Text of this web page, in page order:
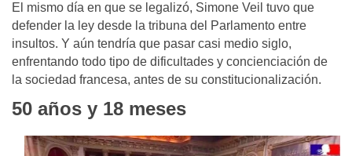
El mismo día en que se legalizó, Simone Veil tuvo que
defender la ley desde la tribuna del Parlamento entre
insultos. Y aún tendría que pasar casi medio siglo,
enfrentando todo tipo de dificultades y concienciación de
la sociedad francesa, antes de su constitucionalización.
50 años y 18 meses